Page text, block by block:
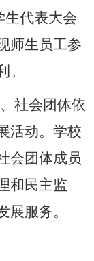
生代表大会
师生员工参
社会团体依
活动。学校
会团体成员
和民主监
服务。